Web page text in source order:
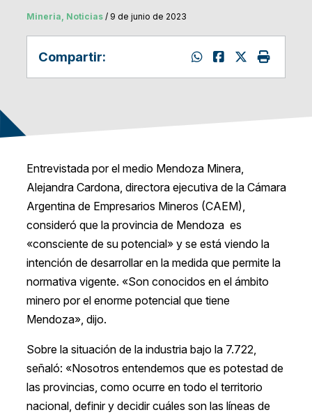
Mineria, Noticias/ 9 de junio de 2023
Compartir:
Entrevistada por el medio Mendoza Minera,
Alejandra Cardona, directora ejecutiva de la Cámara
Argentina de Empresarios Mineros (CAEM),
consideró que la provincia de Mendoza es
«consciente de su potencial» y se está viendo la
intención de desarrollar en la medida que permite la
normativa vigente. «Son conocidos en el ámbito
minero por el enorme potencial que tiene
Mendoza», dijo.
Sobre la situación de la industria bajo la 7.722,
señaló: «Nosotros entendemos que es potestad de
las provincias, como ocurre en todo el territorio
nacional, definir y decidir cuáles son las líneas de